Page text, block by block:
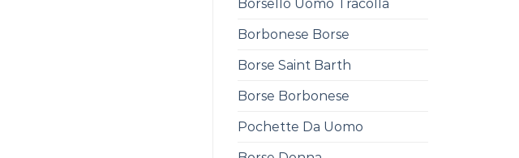
Borsello Uomo Tracolla
Borbonese Borse
Borse Saint Barth
Borse Borbonese
Pochette Da Uomo